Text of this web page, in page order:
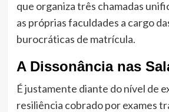
que organiza três chamadas
as próprias faculdades a cargo
burocráticas de matrícula.
A Dissonância nas
É justamente diante do nível de
resiliência cobrado por exames